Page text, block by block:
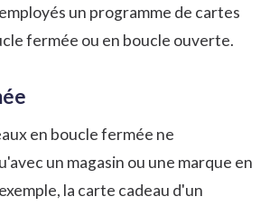
un programme de cartes
fermée ou en boucle ouverte.
en boucle fermée ne
un magasin ou une marque en
la carte cadeau d'un